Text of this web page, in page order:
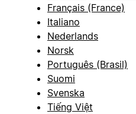
Français (France)
Italiano
Nederlands
Norsk
Português (Brasil)
Suomi
Svenska
Tiếng Việt